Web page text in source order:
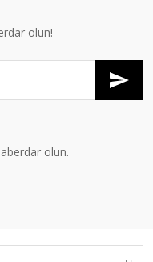
olun!
olun.